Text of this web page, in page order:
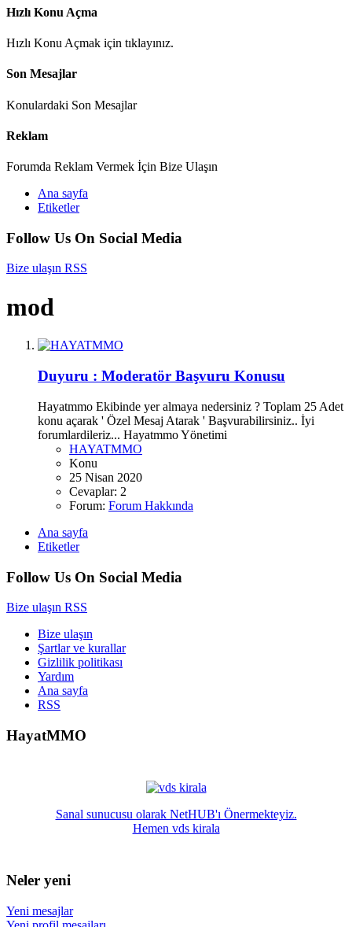
Hızlı Konu Açma
Hızlı Konu Açmak için tıklayınız.
Son Mesajlar
Konulardaki Son Mesajlar
Reklam
Forumda Reklam Vermek İçin Bize Ulaşın
Ana sayfa
Etiketler
Follow Us On Social Media
Bize ulaşın RSS
mod
Duyuru : Moderatör Başvuru Konusu
Hayatmmo Ekibinde yer almaya nedersiniz ? Toplam 25 Adet
konu açarak ' Özel Mesaj Atarak ' Başvurabilirsiniz.. İyi
forumlardileriz... Hayatmmo Yönetimi
HAYATMMO
Konu
25 Nisan 2020
Cevaplar: 2
Forum: Forum Hakkında
Ana sayfa
Etiketler
Follow Us On Social Media
Bize ulaşın RSS
Bize ulaşın
Şartlar ve kurallar
Gizlilik politikası
Yardım
Ana sayfa
RSS
HayatMMO
Sanal sunucusu olarak NetHUB'ı Önermekteyiz.
Hemen vds kirala
Neler yeni
Yeni mesajlar